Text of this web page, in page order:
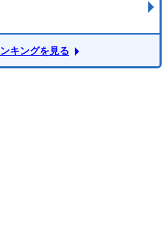
キングを見る